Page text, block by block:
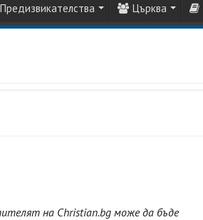
Предизвикателства Църква
на Christian.bg може да бъде